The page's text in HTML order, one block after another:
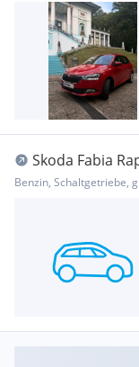
Skoda Fabia
Benzin, Schaltgetriebe,